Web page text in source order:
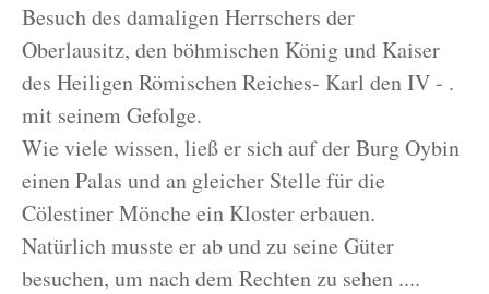
Besuch des damaligen Herrschers der
Oberlausitz, den böhmischen König und Kaiser
des Heiligen Römischen Reiches- Karl den IV - .
mit seinem Gefolge.
Wie viele wissen, ließ er sich auf der Burg Oybin
einen Palas und an gleicher Stelle für die
Cölestiner Mönche ein Kloster erbauen.
Natürlich musste er ab und zu seine Güter
besuchen, um nach dem Rechten zu sehen ....